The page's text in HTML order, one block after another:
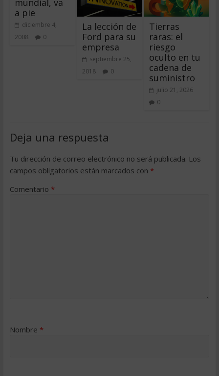
mundial, va
a pie
diciembre 4,
2008
0
La lección de
Ford para su
empresa
septiembre 25,
2018
0
Tierras
raras: el
riesgo
oculto en tu
cadena de
suministro
julio 21, 2026
0
Deja una respuesta
Tu dirección de correo electrónico no será publicada. Los
campos obligatorios están marcados con *
Comentario *
Nombre *